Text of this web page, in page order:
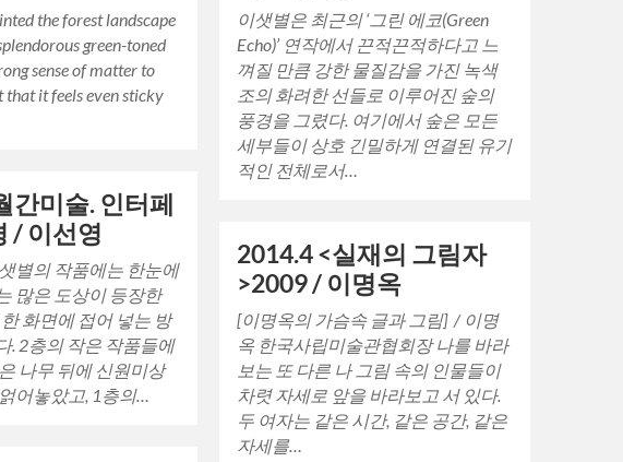
the forest landscape
green-toned
sense of matter to
that it feels even sticky
이샛별은 최근의 ‘그린 에코(Green
Echo)’ 연작에서 끈적끈적하다고 느
껴질 만큼 강한 물질감을 가진 녹색
조의 화려한 선들로 이루어진 숲의
풍경을 그렸다. 여기에서 숲은 모든
세부들이 상호 긴밀하게 연결된 유기
적인 전체로서…
간미술. 인터페
/ 이선영
별의 작품에는 한눈에
많은 도상이 등장한
화면에 접어 넣는 방
. 2층의 작은 작품들에
나무 뒤에 신원미상
어놓았고, 1층의…
2014.4 <실재의 그림자
>2009 / 이명옥
[이명옥의 가슴속 글과 그림] / 이명
옥 한국사립미술관협회장 나를 바라
보는 또 다른 나 그림 속의 인물들이
차렷 자세로 앞을 바라보고 서 있다.
두 여자는 같은 시간, 같은 공간, 같은
자세를…